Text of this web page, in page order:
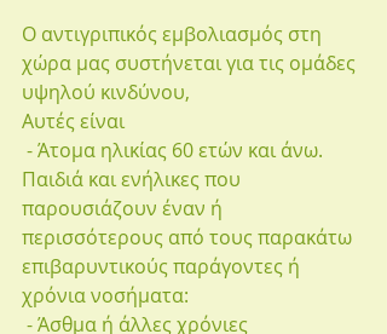
Ο αντιγριπικός εμβολιασμός στη
χώρα μας συστήνεται για τις ομάδες
υψηλού κινδύνου,
Αυτές είναι
- Άτομα ηλικίας 60 ετών και άνω.
Παιδιά και ενήλικες που
παρουσιάζουν έναν ή
περισσότερους από τους παρακάτω
επιβαρυντικούς παράγοντες ή
χρόνια νοσήματα: